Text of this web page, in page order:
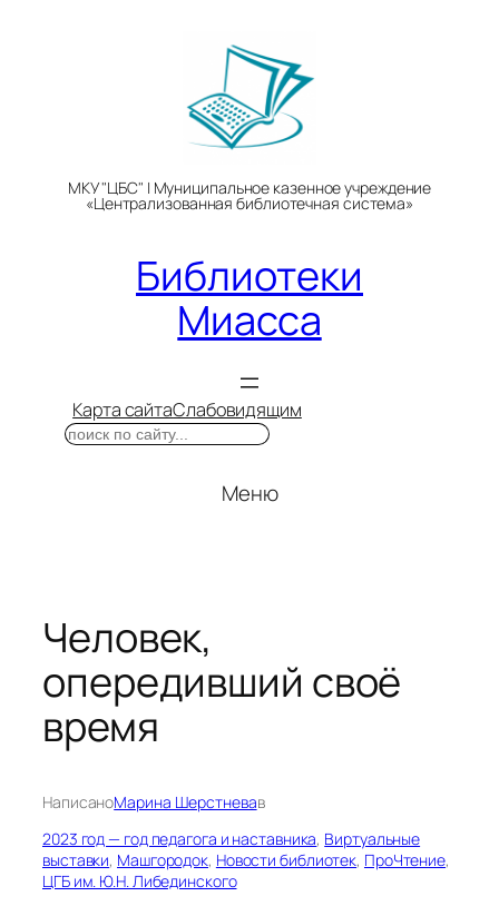
МКУ "ЦБС" | Муниципальное казенное учреждение
«Централизованная библиотечная система»
Библиотеки
Миасса
Карта сайтаСлабовидящим
Поиск
Меню
Человек,
опередивший своё
время
НаписаноМарина Шерстневав
2023 год — год педагога и наставника, Виртуальные
выставки, Машгородок, Новости библиотек, ПроЧтение
ЦГБ им. Ю.Н. Либединского